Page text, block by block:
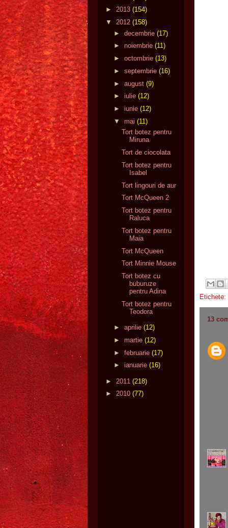
Etichete:
13
► 2013 (154)
▼
2012 (158)
► decembrie (17)
► noiembrie (11)
► octombrie (13)
► septembrie (16)
► august (9)
► iulie (12)
► iunie (12)
▼
mai (11)
Tort botez pentru
Miruna
Tort de ciocolata
Tort botez pentru
Isabel
Tort lingouri de aur
Tort McQueen 2
Tort botez pentru
Raluca
Tort botez pentru
Maia
Tort McQueen
Tort Minnie Mouse
Tort botez cu
buburuze
pentru Adina
Tort botez pentru
Teodora
► aprilie (12)
► martie (12)
► februarie (17)
► ianuarie (16)
► 2011 (218)
► 2010 (77)